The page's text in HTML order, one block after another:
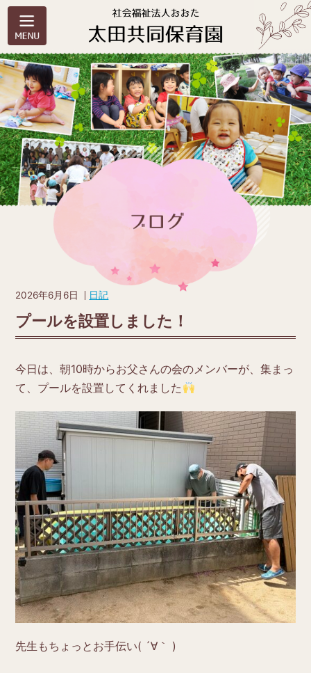
2026年6月6日 日記
プールを設置しました！
今日は、朝10時からお父さんの会のメンバーが、集まっ
て、プールを設置してくれました
先生もちょっとお手伝い( ´∀｀ )